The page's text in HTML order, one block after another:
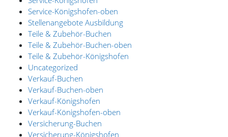
Service-Königshofen-oben
Stellenangebote Ausbildung
Teile & Zubehör-Buchen
Teile & Zubehör-Buchen-oben
Teile & Zubehör-Königshofen
Uncategorized
Verkauf-Buchen
Verkauf-Buchen-oben
Verkauf-Königshofen
Verkauf-Königshofen-oben
Versicherung-Buchen
Versicherung-Königshofen